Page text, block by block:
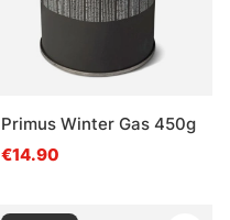
Primus Winter Gas 450g
€14.90